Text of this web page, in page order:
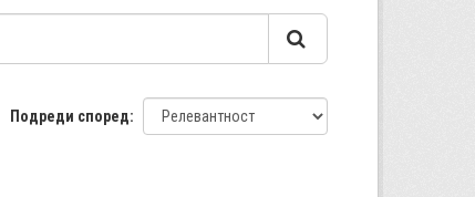
Подреди според